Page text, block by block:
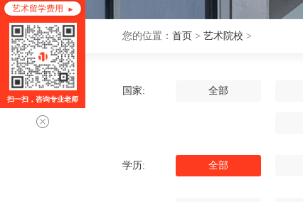
您的位置： 首页 > 艺术院校 >
国家: 全部
学历: 全部
艺术留学费用
扫一扫，咨询专业老师